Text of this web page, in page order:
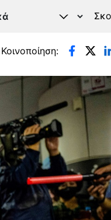
Κοινοποίηση: